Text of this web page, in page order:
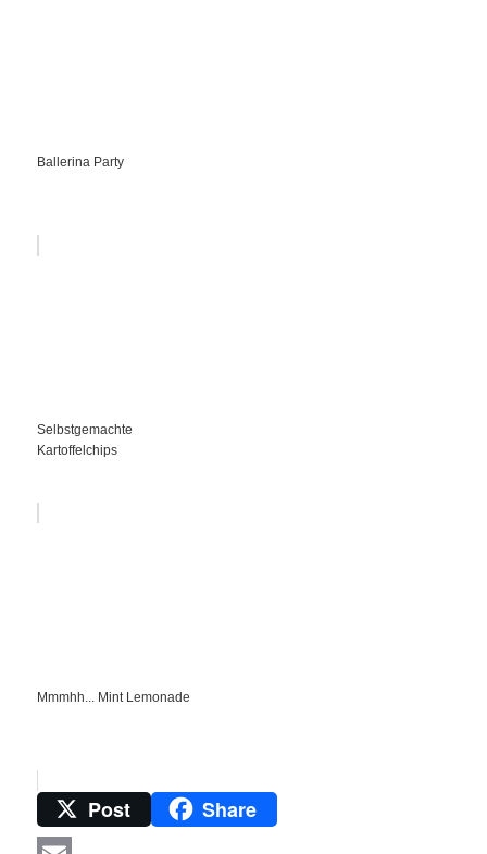
Ballerina Party
Selbstgemachte
Kartoffelchips
Mmmhh... Mint Lemonade
Post Share